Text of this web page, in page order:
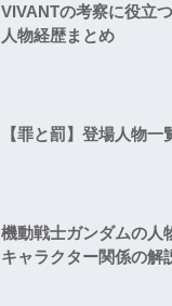
VIVANTの考察に役立
人物経歴まとめ
【罪と罰】登場人物一
機動戦士ガンダムの人
キャラクター関係の解